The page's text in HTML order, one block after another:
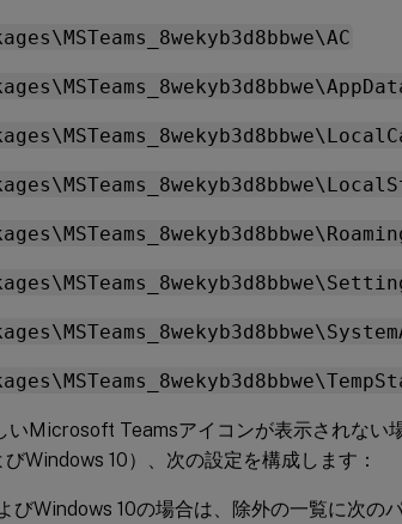
いMicrosoft Teamsアイコンが表示されない
Windows 10）、次の設定を構成します：
Windows 10の場合は、除外の一覧に次の